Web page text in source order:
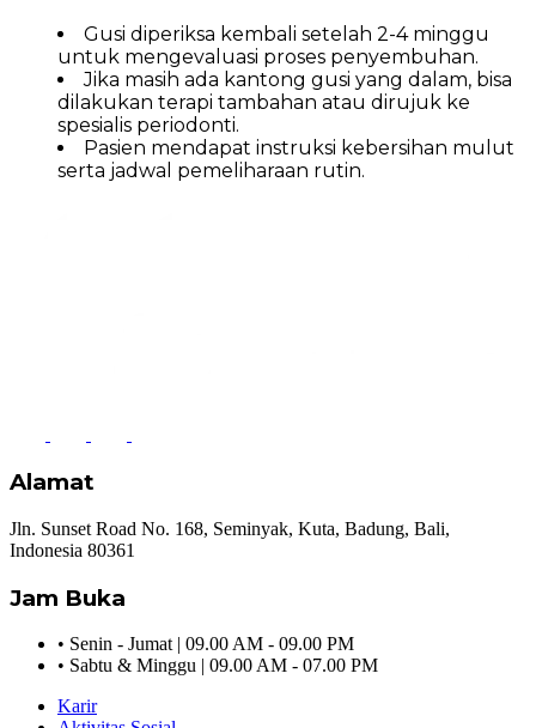
Gusi diperiksa kembali setelah 2-4 minggu
untuk mengevaluasi proses penyembuhan.
Jika masih ada kantong gusi yang dalam, bisa
dilakukan terapi tambahan atau dirujuk ke
spesialis periodonti.
Pasien mendapat instruksi kebersihan mulut
serta jadwal pemeliharaan rutin.
Alamat
Jln. Sunset Road No. 168, Seminyak, Kuta, Badung, Bali,
Indonesia 80361
Jam Buka
• Senin - Jumat | 09.00 AM - 09.00 PM
• Sabtu & Minggu | 09.00 AM - 07.00 PM
Karir